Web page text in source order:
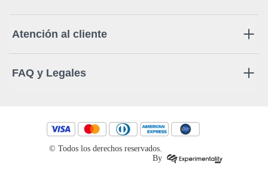
Atención al cliente
FAQ y Legales
© Todos los derechos reservados.
By